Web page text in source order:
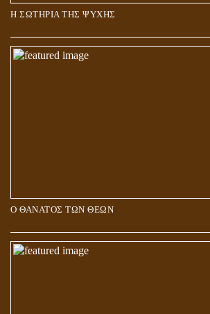
Η ΣΩΤΗΡΙΑ ΤΗΣ ΨΥΧΗΣ
Ο ΘΑΝΑΤΟΣ ΤΩΝ ΘΕΩΝ